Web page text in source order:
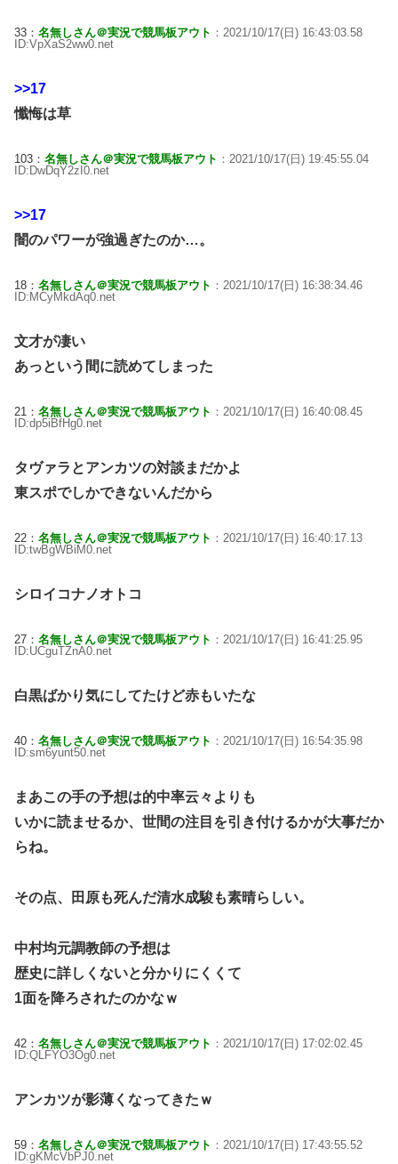
33： 名無しさん＠実況で競馬板アウト ：2021/10/17(日) 16:43:03.58
ID:VpXaS2ww0.net
>>17
懺悔は草
103： 名無しさん＠実況で競馬板アウト ：2021/10/17(日) 19:45:55.04
ID:DwDqY2zI0.net
>>17
闇のパワーが強過ぎたのか…。
18： 名無しさん＠実況で競馬板アウト ：2021/10/17(日) 16:38:34.46
ID:MCyMkdAq0.net
文才が凄い
あっという間に読めてしまった
21： 名無しさん＠実況で競馬板アウト ：2021/10/17(日) 16:40:08.45
ID:dp5iBfHg0.net
タヴァラとアンカツの対談まだかよ
東スポでしかできないんだから
22： 名無しさん＠実況で競馬板アウト ：2021/10/17(日) 16:40:17.13
ID:twBgWBiM0.net
シロイコナノオトコ
27： 名無しさん＠実況で競馬板アウト ：2021/10/17(日) 16:41:25.95
ID:UCguTZnA0.net
白黒ばかり気にしてたけど赤もいたな
40： 名無しさん＠実況で競馬板アウト ：2021/10/17(日) 16:54:35.98
ID:sm6yunt50.net
まあこの手の予想は的中率云々よりも
いかに読ませるか、世間の注目を引き付けるかが大事だか
らね。
その点、田原も死んだ清水成駿も素晴らしい。
中村均元調教師の予想は
歴史に詳しくないと分かりにくくて
1面を降ろされたのかなｗ
42： 名無しさん＠実況で競馬板アウト ：2021/10/17(日) 17:02:02.45
ID:QLFYO3Og0.net
アンカツが影薄くなってきたｗ
59： 名無しさん＠実況で競馬板アウト ：2021/10/17(日) 17:43:55.52
ID:gKMcVbPJ0.net